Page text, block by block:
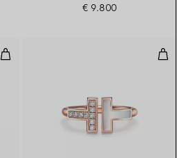
€ 9.800
Bague True étroite en or rose